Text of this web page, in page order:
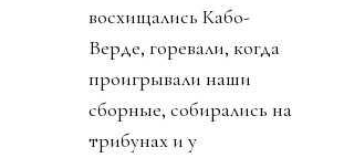
восхищались Кабо-
Верде, горевали, когда
проигрывали наши
сборные, собирались на
трибунах и у